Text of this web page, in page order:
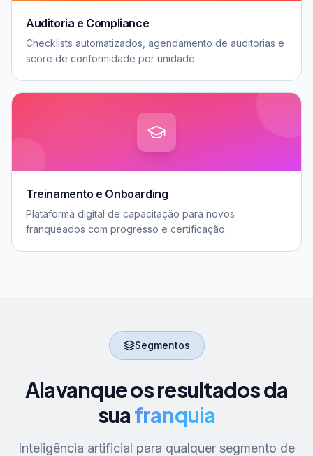
Auditoria e Compliance
Checklists automatizados, agendamento de auditorias e
score de conformidade por unidade.
Treinamento e Onboarding
Plataforma digital de capacitação para novos
franqueados com progresso e certificação.
Segmentos
Alavanque os resultados da
suafranquia
Inteligência artificial para qualquer segmento de